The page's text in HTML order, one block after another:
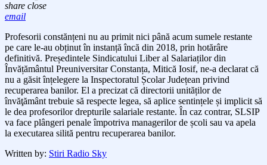
share close
email
Profesorii constănțeni nu au primit nici până acum sumele restante
pe care le-au obținut în instanță încă din 2018, prin hotărâre
definitivă. Președintele Sindicatului Liber al Salariaților din
Învățământul Preuniversitar Constanța, Mitică Iosif, ne-a declarat că
nu a găsit înțelegere la Inspectoratul Școlar Județean privind
recuperarea banilor. El a precizat că directorii unităților de
învăţământ trebuie să respecte legea, să aplice sentințele și implicit să
le dea profesorilor drepturile salariale restante. În caz contrar, SLSIP
va face plângeri penale împotriva managerilor de școli sau va apela
la executarea silită pentru recuperarea banilor.
Written by: Stiri Radio Sky